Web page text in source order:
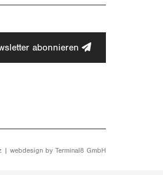
abonnieren
| webdesign by Terminal8 GmbH